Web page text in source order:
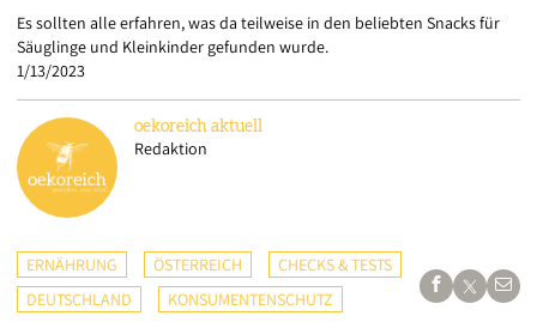
Es sollten alle erfahren, was da teilweise in den beliebten Snacks für
Säuglinge und Kleinkinder gefunden wurde.
1/13/2023
oekoreich aktuell
Redaktion
ERNÄHRUNG ÖSTERREICH
CHECKS & TESTS
DEUTSCHLAND
KONSUMENTENSCHUTZ